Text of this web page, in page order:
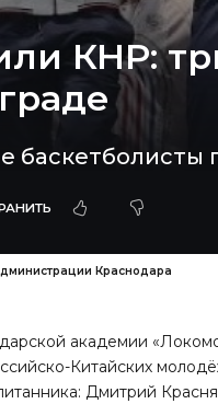
КНР:
баскетболисты
Краснодара
академии
Китайских
Дмитрий